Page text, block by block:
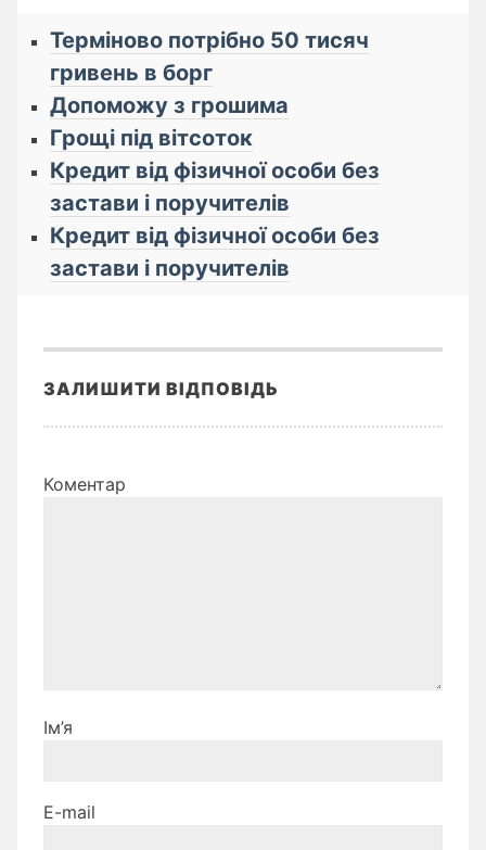
Терміново потрібно 50 тисяч
гривень в борг
Допоможу з грошима
Грощі під вітсоток
Кредит від фізичної особи без
застави і поручителів
Кредит від фізичної особи без
застави і поручителів
ЗАЛИШИТИ ВІДПОВІДЬ
Коментар
Ім’я
E-mail